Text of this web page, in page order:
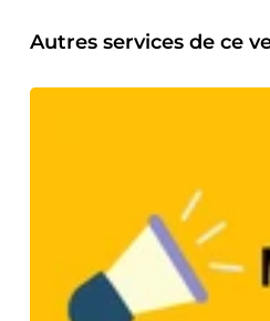
Autres services de ce